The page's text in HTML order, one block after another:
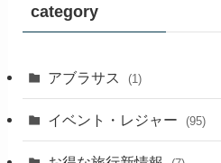
category
アブラサス (1)
イベント・レジャー (95)